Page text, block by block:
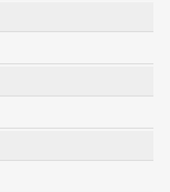
oraz
art. 15
danych na
lub